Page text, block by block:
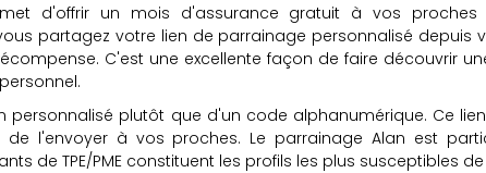
d'offrir un mois d'assurance gratuit à vos
partagez votre lien de parrainage personnalisé depuis
C'est une excellente façon de faire découvrir
personnalisé plutôt que d'un code alphanumérique. Ce
l'envoyer à vos proches. Le parrainage Alan est
de TPE/PME constituent les profils les plus susceptibles